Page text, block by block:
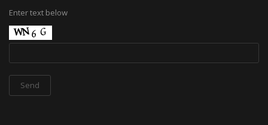
Enter text below